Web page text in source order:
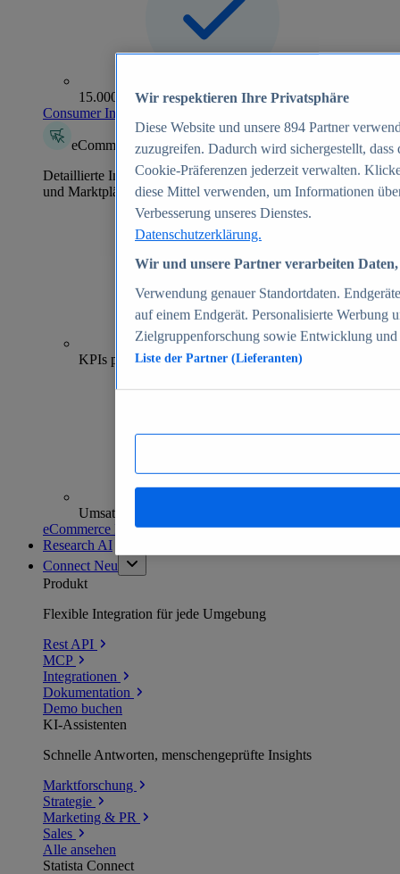
15.000+ Marken
Consumer Insights entdecken
eCommerce Insights
Detaillierte Informationen zu mehr als 39.000 Online-Shops
und Marktplätzen
70+
KPIs pro Shop
Umsatzanalysen und -prognosen
eCommerce Insights entdecken
Research AI
Connect Neu
Produkt
Flexible Integration für jede Umgebung
Rest API
MCP
Integrationen
Dokumentation
Demo buchen
KI-Assistenten
Schnelle Antworten, menschengeprüfte Insights
Marktforschung
Strategie
Marketing & PR
Sales
Alle ansehen
Statista Connect
Wir respektieren Ihre Privatsphäre
Diese Website und unsere 894 Partner
zuzugreifen. Dadurch wird sichergestellt,
Cookie-Präferenzen jederzeit verwalten.
diese Mittel verwenden, um Informationen
Verbesserung unseres Dienstes.
Datenschutzerklärung.
Wir und unsere Partner verarbeiten
Verwendung genauer Standortdaten.
auf einem Endgerät. Personalisierte Werbung
Zielgruppenforschung sowie Entwicklung
Liste der Partner (Lieferanten)